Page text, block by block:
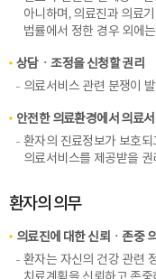
아니하며, 의료진과 의료
법률에서 정한 경우 외에
상담ㆍ조정을 신청할 권리
의료서비스 관련 분쟁이
안전한 의료환경에서 의료
환자의 진료정보가 보호
의료서비스를 제공받을 권
환자의 의무
의료진에 대한 신뢰ㆍ존중
환자는 자신의 건강 관련